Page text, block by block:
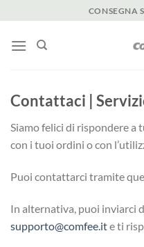
ai
contenuti
CONSEGNA
Contattaci |
Siamo felici di rispondere a
con i tuoi ordini o con
Puoi contattarci tramite
In alternativa, puoi inviarci
supporto@comfee.ite ti